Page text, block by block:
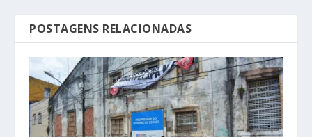
POSTAGENS RELACIONADAS